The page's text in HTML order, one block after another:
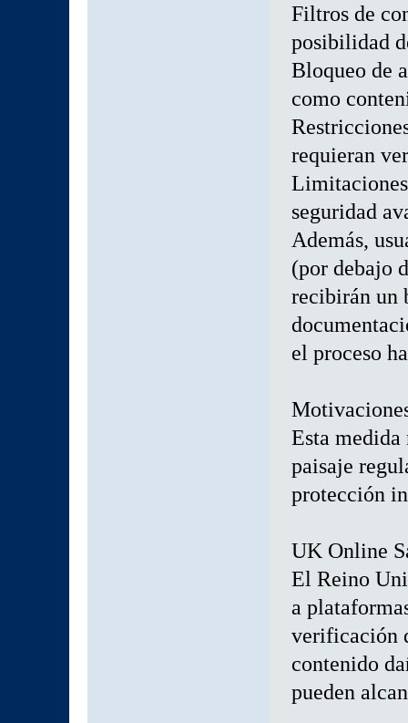
Filtros de
posibilidad
Bloqueo de
como
requieran
seguridad
Además,
(por debajo
recibirán un
el proceso
Esta medida
paisaje
protección
UK Online
El Reino
a
verificación
contenido
pueden